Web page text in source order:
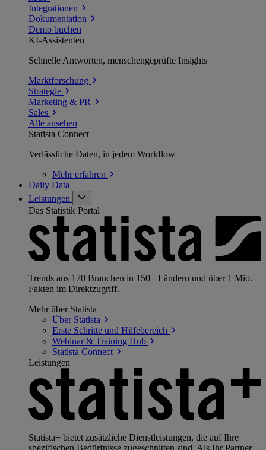
Integrationen
Dokumentation
Demo buchen
KI-Assistenten
Schnelle Antworten, menschengeprüfte Insights
Marktforschung
Strategie
Marketing & PR
Sales
Alle ansehen
Statista Connect
Verlässliche Daten, in jedem Workflow
Mehrerfahren
Daily Data
Leistungen
Das Statistik Portal
Trends aus 170 Branchen in 150+ Ländern und über 1 Mio.
Fakten im Direktzugriff.
Mehr über Statista
Über Statista
Erste Schritte und Hilfebereich
Webinar & Training Hub
Statista Connect
Leistungen
Statista+ bietet zusätzliche Dienstleistungen, die auf Ihre
spezifischen Bedürfnisse zugeschnitten sind. Als Ihr Partner